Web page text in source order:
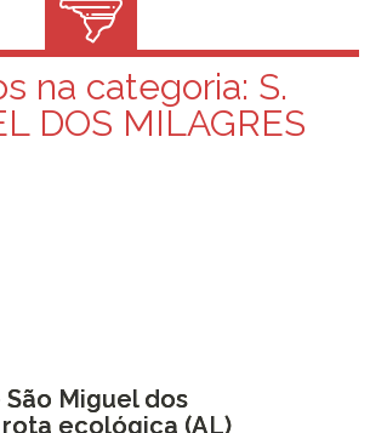
na categoria: S.
DOS MILAGRES
Miguel dos
ecológica (AL)